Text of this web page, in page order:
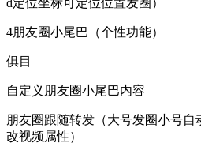
d定位坐标可定位位置发圈）
4朋友圈小尾巴（个性功能）
俱目
自定义朋友圈小尾巴内容
朋友圈跟随转发（大号发圈小号
改视频属性）